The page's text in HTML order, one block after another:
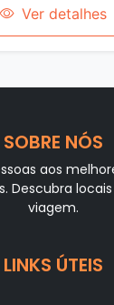
Ver detalhes
SOBRE NÓS
aos
Descubra
viagem.
LINKS ÚTEIS